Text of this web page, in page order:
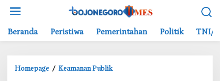
Beranda Peristiwa Pemerintahan Politik TNI/
Homepage / Keamanan Publik